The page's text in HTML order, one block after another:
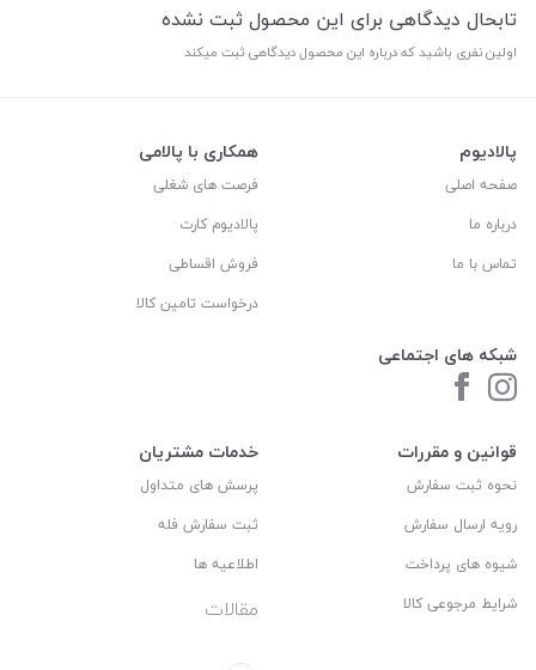
تابحال دیدگاهی برای این محصول ثبت نشده
اولین نفری باشید که درباره این محصول دیدگاهی ثبت میکند
پالادیوم
صفحه اصلی
درباره ما
تماس با ما
شبکه های اجتماعی
همکاری با پالامی
فرصت های شغلی
پالادیوم کارت
فروش اقساطی
درخواست تامین کالا
قوانین و مقررات
نحوه ثبت سفارش
رویه ارسال سفارش
شیوه های پرداخت
شرایط مرجوعی کالا
خدمات مشتریان
پرسش های متداول
ثبت سفارش فله
اطلاعیه ها
مقالات